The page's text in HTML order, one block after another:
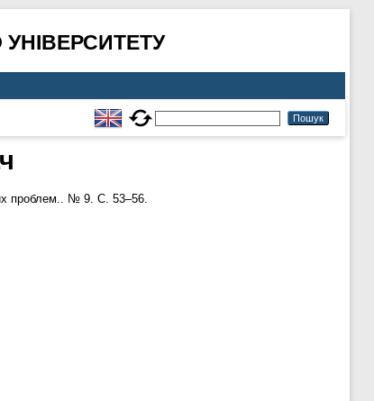
проблем.. № 9. С. 53–56.